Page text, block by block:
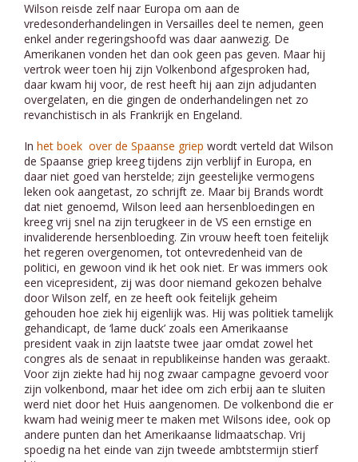
Wilson reisde zelf naar Europa om aan de
vredesonderhandelingen in Versailles deel te nemen, geen
enkel ander regeringshoofd was daar aanwezig. De
Amerikanen vonden het dan ook geen pas geven. Maar hij
vertrok weer toen hij zijn Volkenbond afgesproken had,
daar kwam hij voor, de rest heeft hij aan zijn adjudanten
overgelaten, en die gingen de onderhandelingen net zo
revanchistisch in als Frankrijk en Engeland.
In het boek over de Spaanse griep wordt verteld dat Wilson
de Spaanse griep kreeg tijdens zijn verblijf in Europa, en
daar niet goed van herstelde; zijn geestelijke vermogens
leken ook aangetast, zo schrijft ze. Maar bij Brands wordt
dat niet genoemd, Wilson leed aan hersenbloedingen en
kreeg vrij snel na zijn terugkeer in de VS een ernstige en
invaliderende hersenbloeding. Zin vrouw heeft toen feitelijk
het regeren overgenomen, tot ontevredenheid van de
politici, en gewoon vind ik het ook niet. Er was immers ook
een vicepresident, zij was door niemand gekozen behalve
door Wilson zelf, en ze heeft ook feitelijk geheim
gehouden hoe ziek hij eigenlijk was. Hij was politiek tamelijk
gehandicapt, de ‘lame duck’ zoals een Amerikaanse
president vaak in zijn laatste twee jaar omdat zowel het
congres als de senaat in republikeinse handen was geraakt.
Voor zijn ziekte had hij nog zwaar campagne gevoerd voor
zijn volkenbond, maar het idee om zich erbij aan te sluiten
werd niet door het Huis aangenomen. De volkenbond die er
kwam had weinig meer te maken met Wilsons idee, ook op
andere punten dan het Amerikaanse lidmaatschap. Vrij
spoedig na het einde van zijn tweede ambtstermijn stierf